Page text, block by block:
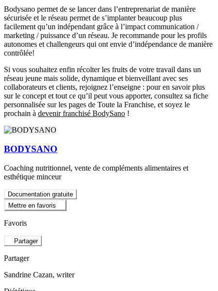
Bodysano permet de se lancer dans l’entreprenariat de manière
sécurisée et le réseau permet de s’implanter beaucoup plus
facilement qu’un indépendant grâce à l’impact communication /
marketing / puissance d’un réseau. Je recommande pour les profils
autonomes et challengeurs qui ont envie d’indépendance de manière
contrôlée!
Si vous souhaitez enfin récolter les fruits de votre travail dans un
réseau jeune mais solide, dynamique et bienveillant avec ses
collaborateurs et clients, rejoignez l’enseigne : pour en savoir plus
sur le concept et tout ce qu’il peut vous apporter, consultez sa fiche
personnalisée sur les pages de Toute la Franchise, et soyez le
prochain à devenir franchisé BodySano !
BODYSANO
Coaching nutritionnel, vente de compléments alimentaires et
esthétique minceur
Documentation gratuite
Mettre en favoris
Favoris
Partager
Partager
Sandrine Cazan, writer